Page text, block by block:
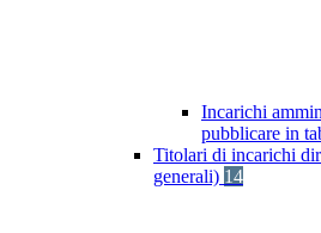
Incarichi
pubblicare in
Titolari di incarichi
generali) 14